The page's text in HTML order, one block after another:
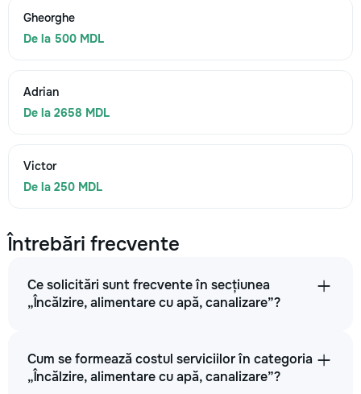
Gheorghe
De la 500 MDL
Adrian
De la 2658 MDL
Victor
De la 250 MDL
Întrebări frecvente
Ce solicitări sunt frecvente în secțiunea
„Încălzire, alimentare cu apă, canalizare”?
Cum se formează costul serviciilor în categoria
„Încălzire, alimentare cu apă, canalizare”?